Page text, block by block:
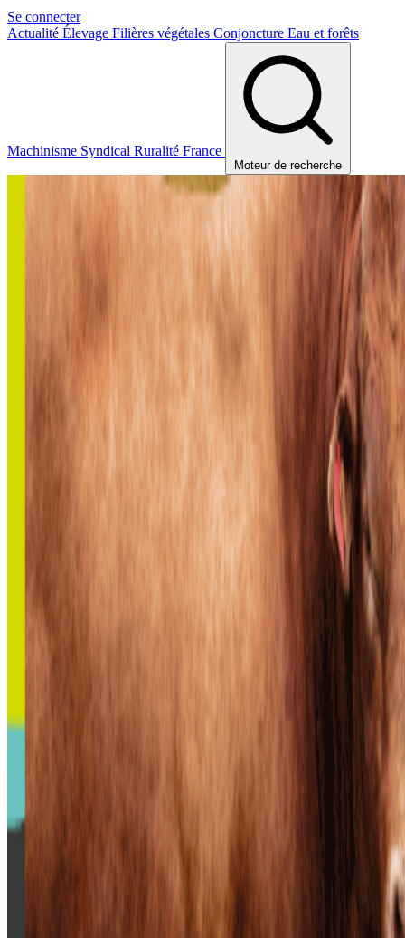
Se connecter
Actualité Élevage Filières végétales Conjoncture Eau et forêts
Machinisme Syndical Ruralité France
Moteur de recherche